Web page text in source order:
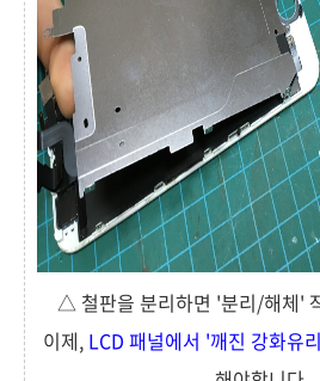
△ 철판을 분리하면 '분리/해체'
이제, LCD 패널에서 '깨진 강화유